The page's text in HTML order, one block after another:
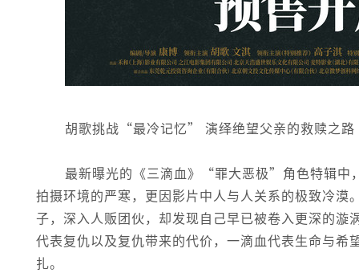
胡歌挑战“最冷记忆” 演绎绝望父亲的救赎之路
最新曝光的《三滴血》“罪大恶极”角色特辑
拍摄环境的严寒，更因影片中人与人关系的极致冷
子，深入人贩团伙，却发现自己早已被卷入更深的
代表复仇以及复仇带来的代价，一滴血代表生命与
扎。